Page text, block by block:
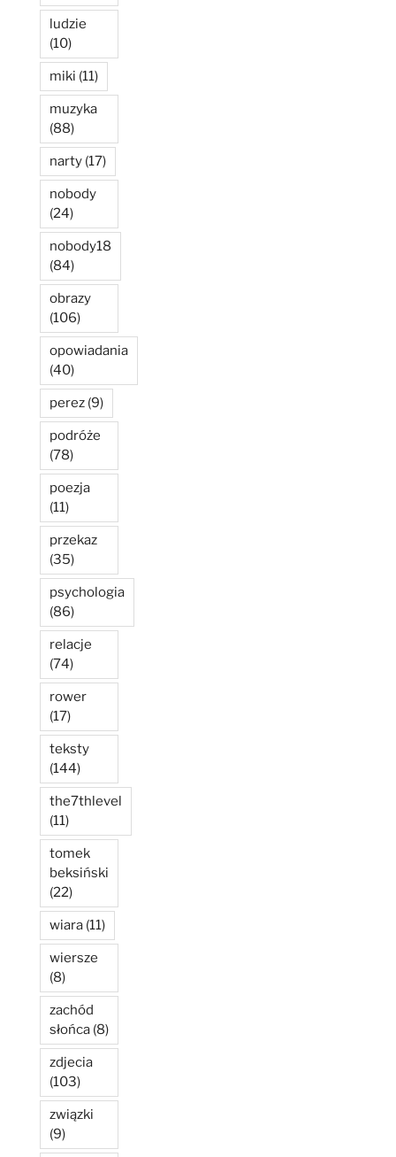
ludzie
(10)
miki (11)
muzyka
(88)
narty (17)
nobody
(24)
nobody18
(84)
obrazy
(106)
opowiadania
(40)
perez (9)
podróże
(78)
poezja
(11)
przekaz
(35)
psychologia
(86)
relacje
(74)
rower
(17)
teksty
(144)
the7thlevel
(11)
tomek
beksiński
(22)
wiara (11)
wiersze
(8)
zachód
słońca (8)
zdjecia
(103)
związki
(9)